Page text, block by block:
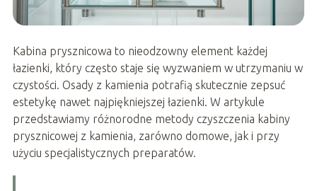
Kabina prysznicowa to nieodzowny element każdej
łazienki, który często staje się wyzwaniem w utrzymaniu w
czystości. Osady z kamienia potrafią skutecznie zepsuć
estetykę nawet najpiękniejszej łazienki. W artykule
przedstawiamy różnorodne metody czyszczenia kabiny
prysznicowej z kamienia, zarówno domowe, jak i przy
użyciu specjalistycznych preparatów.